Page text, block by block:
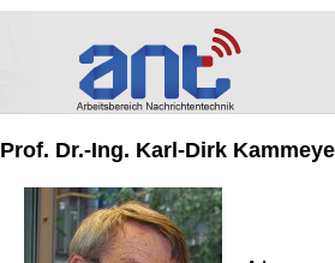
Prof. Dr.-Ing. Karl-Dirk